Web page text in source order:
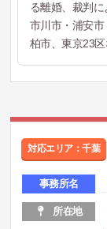
る離婚、裁判
市川市・浦安市
柏市、東京23区
対応エリア：千葉
事務所名
所在地